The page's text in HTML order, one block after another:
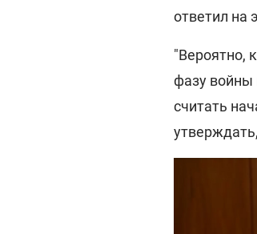
ответил на
"Вероятно,
фазу войны
считать